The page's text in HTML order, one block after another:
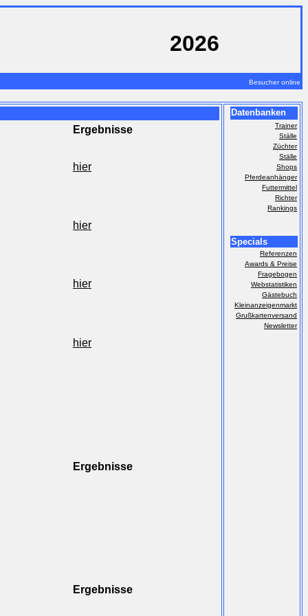
2026
Besucher online
Ergebnisse
hier
hier
hier
hier
Ergebnisse
Ergebnisse
Datenbanken
Trainer
Ställe
Züchter
Ställe
Shops
Pferdeanhänger
Futtermittel
Richter
Rankings
Specials
Referenzen
Awards & Preise
Fragebogen
Webstatistiken
Gästebuch
Kleinanzeigenmarkt
Grußkartenversand
Newsletter